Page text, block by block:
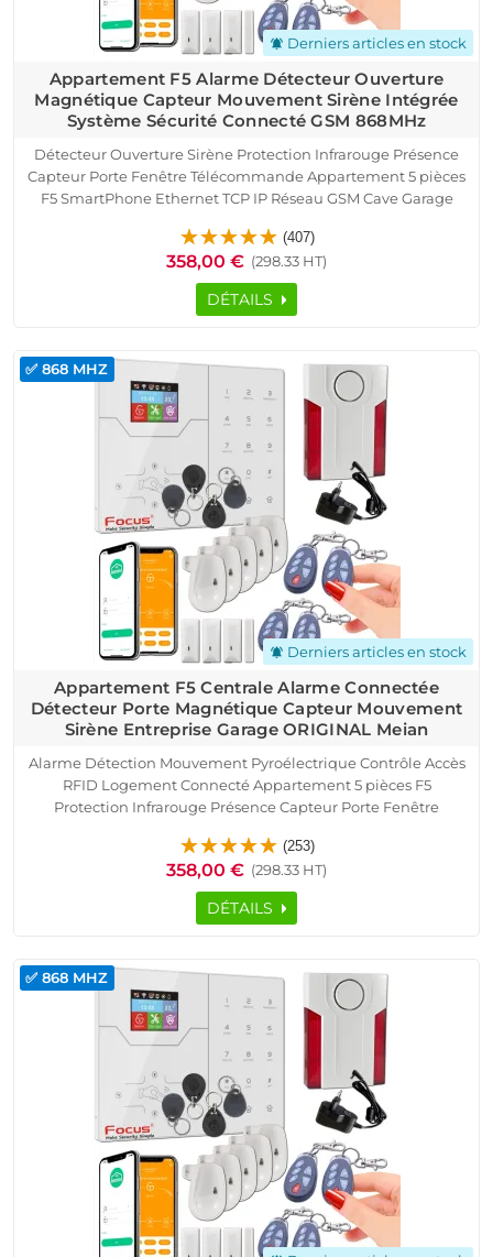
notifications_active Derniers articles en stock
Appartement F5 Alarme Détecteur Ouverture
Magnétique Capteur Mouvement Sirène Intégrée
Système Sécurité Connecté GSM 868MHz
Détecteur Ouverture Sirène Protection Infrarouge Présence
Capteur Porte Fenêtre Télécommande Appartement 5 pièces
F5 SmartPhone Ethernet TCP IP Réseau GSM Cave Garage
Contrôle Accès RFID Logement Connecté
(407)
358,00 € (298.33 HT)
DÉTAILS
notifications_active Derniers articles en stock
✅ 868 MHZ
Appartement F5 Centrale Alarme Connectée
Détecteur Porte Magnétique Capteur Mouvement
Sirène Entreprise Garage ORIGINAL Meian
Alarme Détection Mouvement Pyroélectrique Contrôle Accès
RFID Logement Connecté Appartement 5 pièces F5
Protection Infrarouge Présence Capteur Porte Fenêtre
Sirène SmartPhone Ethernet TCP IP Réseau GSM
(253)
358,00 € (298.33 HT)
DÉTAILS
✅ 868 MHZ